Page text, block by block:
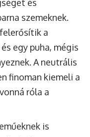
és
szemeknek.
a
egy puha, mégis
A neutrális
finoman kiemeli a
róla a
is